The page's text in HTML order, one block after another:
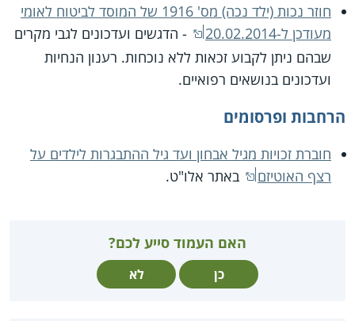
חוזר נכות (ילד נכה) מס' 1916 של המוסד לביטוח לאומי
מעודכן ל-20.02.2014
- הדגשים ועדכונים לגבי מקרים
שבהם ניתן לקבוע זכאות ללא נוכחות. רענון הנחיות
ועדכונים בנושאים רפואיים.
הרחבות ופרסומים
חוברת זכויות מגיל אבחון ועד גיל ההתבגרות לילדים על
רצף האוטיזם
באתר אלו"ט.
האם העמוד סייע לכם?
כן לא